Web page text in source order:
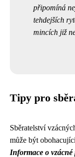
připomíná
tehdejších
mincích již
Tipy pro
Sběratelství
může být
Informace o